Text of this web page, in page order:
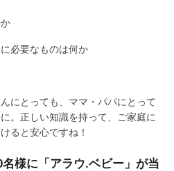
必要なものは何か
にとっても、ママ・パパにとって
。正しい知識を持って、ご家庭に
ると安心ですね！
様に「アラウ.ベビー」が当